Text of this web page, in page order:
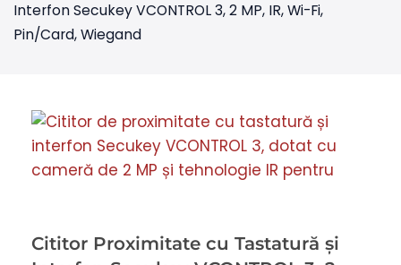
Interfon Secukey VCONTROL 3, 2 MP, IR, Wi-Fi,
Pin/Card, Wiegand
Cititor Proximitate cu Tastatură și